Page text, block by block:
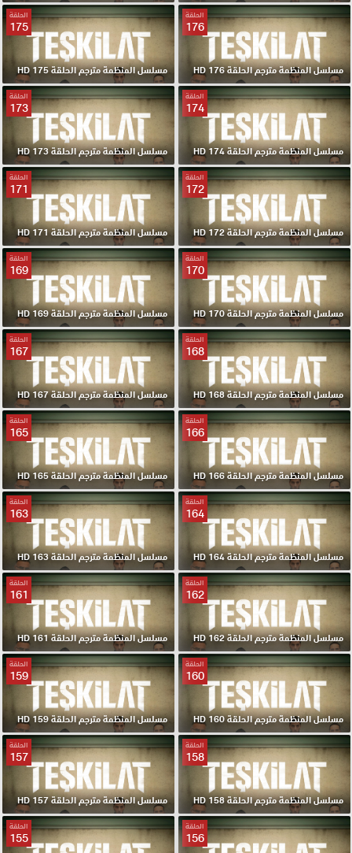
الحلقة
176
مسلسل المنظمة مترجم الحلقة 176 HD
الحلقة
175
مسلسل المنظمة مترجم الحلقة 175 HD
الحلقة
174
مسلسل المنظمة مترجم الحلقة 174 HD
الحلقة
173
مسلسل المنظمة مترجم الحلقة 173 HD
الحلقة
172
مسلسل المنظمة مترجم الحلقة 172 HD
الحلقة
171
مسلسل المنظمة مترجم الحلقة 171 HD
الحلقة
170
مسلسل المنظمة مترجم الحلقة 170 HD
الحلقة
169
مسلسل المنظمة مترجم الحلقة 169 HD
الحلقة
168
مسلسل المنظمة مترجم الحلقة 168 HD
الحلقة
167
مسلسل المنظمة مترجم الحلقة 167 HD
الحلقة
166
مسلسل المنظمة مترجم الحلقة 166 HD
الحلقة
165
مسلسل المنظمة مترجم الحلقة 165 HD
الحلقة
164
مسلسل المنظمة مترجم الحلقة 164 HD
الحلقة
163
مسلسل المنظمة مترجم الحلقة 163 HD
الحلقة
162
مسلسل المنظمة مترجم الحلقة 162 HD
الحلقة
161
مسلسل المنظمة مترجم الحلقة 161 HD
الحلقة
160
مسلسل المنظمة مترجم الحلقة 160 HD
الحلقة
159
مسلسل المنظمة مترجم الحلقة 159 HD
الحلقة
158
مسلسل المنظمة مترجم الحلقة 158 HD
الحلقة
157
مسلسل المنظمة مترجم الحلقة 157 HD
الحلقة
156
الحلقة
155